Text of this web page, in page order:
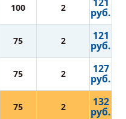
100 2 руб.
75 2 121
руб.
75 2 127
руб.
75 2 132
руб.